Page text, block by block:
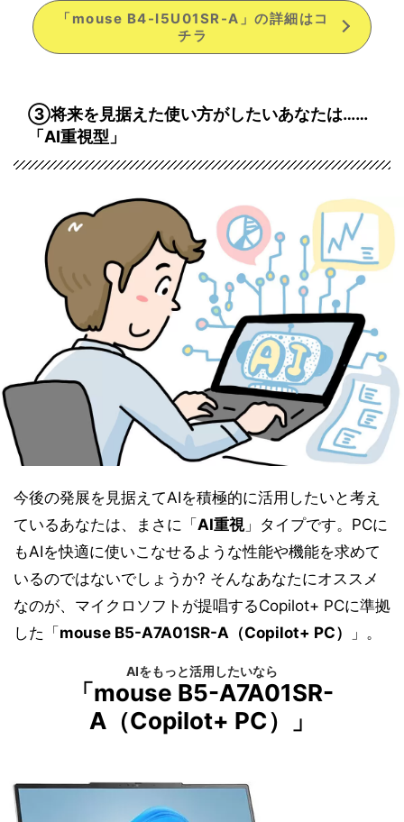
「mouse B4-I5U01SR-A」の詳細はコ
チラ
③将来を見据えた使い方がしたいあなたは……
「AI重視型」
今後の発展を見据えてAIを積極的に活用したいと考え
ているあなたは、まさに「AI重視」タイプです。PCに
もAIを快適に使いこなせるような性能や機能を求めて
いるのではないでしょうか? そんなあなたにオススメ
なのが、マイクロソフトが提唱するCopilot+ PCに準拠
した「mouse B5-A7A01SR-A（Copilot+ PC） 」。
AIをもっと活用したいなら
「mouse B5-A7A01SR-
A（Copilot+ PC）」